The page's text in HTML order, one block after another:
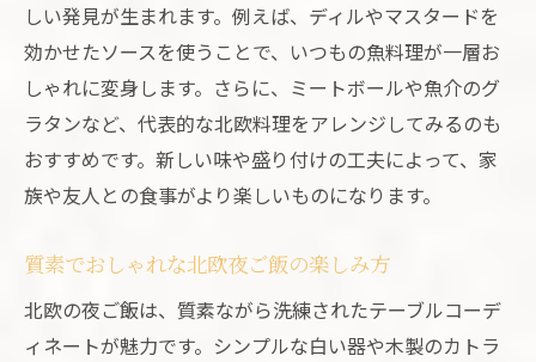
る
北欧料理レシピ簡単アレンジの夜ご飯活用
法
夜ご飯のバリエーションが広がる北欧ごは
北欧料理ミートボールで夜ご飯を華やかに
簡単ミートボールレシピで北欧風夜ご飯作
り
しい発見が生まれます。例えば、ディルやマスタードを
効かせたソースを使うことで、いつもの魚料理が一層お
しゃれに変身します。さらに、ミートボールや魚介のグ
ラタンなど、代表的な北欧料理をアレンジしてみるのも
おすすめです。新しい味や盛り付けの工夫によって、家
族や友人との食事がより楽しいものになります。
質素でおしゃれな北欧夜ご飯の楽しみ方
北欧の夜ご飯は、質素ながら洗練されたテーブルコーデ
ィネートが魅力です。シンプルな白い器や木製のカトラ